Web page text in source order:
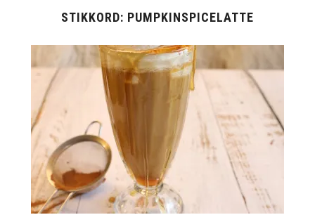
STIKKORD: PUMPKINSPICELATTE